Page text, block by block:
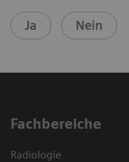
Ja Nein
Fachbereiche
Radiologie